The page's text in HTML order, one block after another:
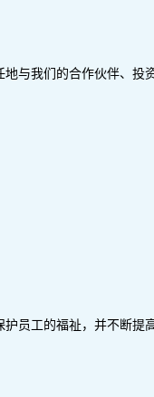
与我们的合作伙伴、
员工的福祉，并不断提